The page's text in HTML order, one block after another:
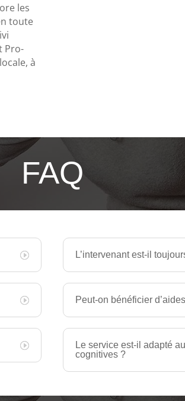
les
toute
Pro-
à
FAQ
L’intervenant est-il
Peut-on bénéficier
Le service est-il adapté
cognitives ?